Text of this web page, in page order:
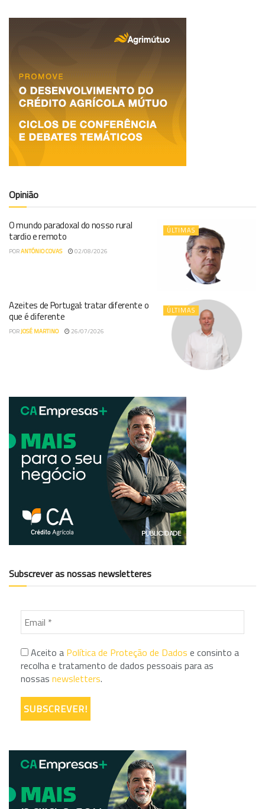
Opinião
ÚLTIMAS
O mundo paradoxal do nosso rural
tardio e remoto
PORANTÓNIO COVAS 02/08/2026
ÚLTIMAS
Azeites de Portugal: tratar diferente o
que é diferente
PORJOSÉ MARTINO 26/07/2026
Subscrever as nossas newsletteres
Aceito a Política de Proteção de Dados e consinto a
recolha e tratamento de dados pessoais para as
nossas newsletters.